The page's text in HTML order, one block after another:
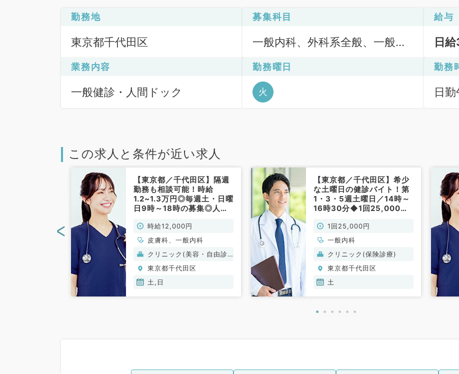
勤務地
東京都千代田区
募集科目
一般内科、外科系全般、一般外
給与
日
業務内容
一般健診・人間ドック
勤務曜日
火
勤務
日
この求人と条件が近い求人
【東京都／千代田区】隔週
勤務も相談可能！時給
1.2~1.3万円◎毎週土・日曜
日9時～18時の募集◎人気
（一般内科・皮膚科／非常
勤）
時給12,000円
皮膚科、一般内科
クリニック(美容・自由診
療）
東京都千代田区
土,日
【東京都／千代田区】希少
な土曜日の健診バイト！第
1・3・5週土曜日／14時～
16時30分◆1回25,000
群のクリニックです（一般
内科／非常勤）
1回25,000円
一般内科
クリニック(保険診療)
東京都千代田区
土
<